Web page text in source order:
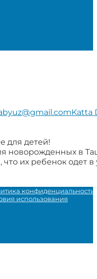
Katta
YouTube
для детей!
новорожденных в
их ребенок одет
конфиденциальности
использования